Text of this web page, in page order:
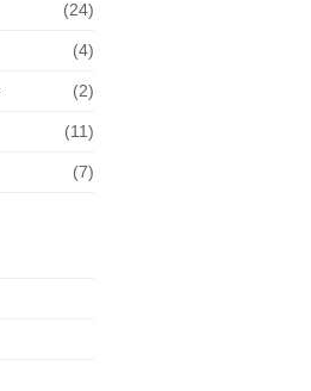
(24)
(4)
(2)
(11)
(7)